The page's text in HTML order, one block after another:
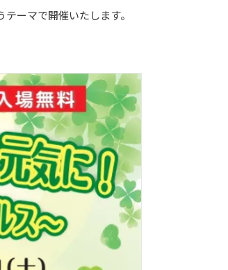
ーマで開催いたします。